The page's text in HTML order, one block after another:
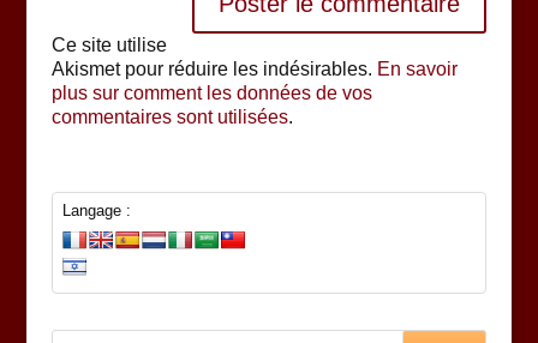
Ce site utilise
Akismet pour réduire les indésirables. En savoir
plus sur comment les données de vos
commentaires sont utilisées.
Langage :